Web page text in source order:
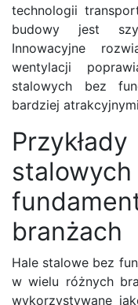
technologii
budowy jest
Innowacyjne
wentylacji
stalowych bez
bardziej
branżach
Hale stalowe bez
w wielu różnych
wykorzystywane